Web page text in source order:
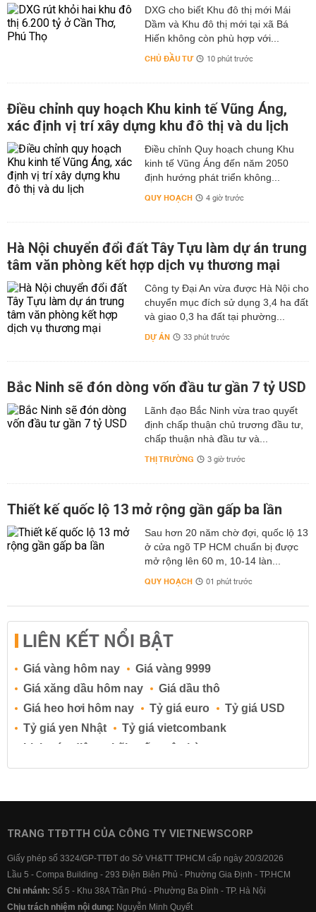
DXG cho biết Khu đô thị mới Mái
Dầm và Khu đô thị mới tại xã Bá
Hiến không còn phù hợp với...
CHỦ ĐẦU TƯ 10 phút trước
Điều chỉnh quy hoạch Khu kinh tế Vũng Áng,
xác định vị trí xây dựng khu đô thị và du lịch
Điều chỉnh Quy hoạch chung Khu
kinh tế Vũng Áng đến năm 2050
định hướng phát triển không...
QUY HOẠCH 4 giờ trước
Hà Nội chuyển đổi đất Tây Tựu làm dự án trung
tâm văn phòng kết hợp dịch vụ thương mại
Công ty Đại An vừa được Hà Nội cho
chuyển mục đích sử dụng 3,4 ha đất
và giao 0,3 ha đất tại phường...
DỰ ÁN 33 phút trước
Bắc Ninh sẽ đón dòng vốn đầu tư gần 7 tỷ USD
Lãnh đạo Bắc Ninh vừa trao quyết
định chấp thuận chủ trương đầu tư,
chấp thuận nhà đầu tư và...
THỊ TRƯỜNG 3 giờ trước
Thiết kế quốc lộ 13 mở rộng gần gấp ba lần
Sau hơn 20 năm chờ đợi, quốc lộ 13
ở cửa ngõ TP HCM chuẩn bị được
mở rộng lên 60 m, 10-14 làn...
QUY HOẠCH 01 phút trước
LIÊN KẾT NỔI BẬT
Giá vàng hôm nay
Giá vàng 9999
Giá xăng dầu hôm nay
Giá dầu thô
Giá heo hơi hôm nay
Tỷ giá euro
Tỷ giá USD
Tỷ giá yen Nhật
Tỷ giá vietcombank
Lịch cúp điện
Lãi suất ngân hàng
Lãi suất tiết kiệm
Lãi suất tiền gửi
Lãi suất ngân hàng BIDV
Lãi suất ngân hàng Vietcombank
TRANG TTĐTTH CỦA CÔNG TY VIETNEWSCORP
Giấy phép số 3324/GP-TTĐT do Sở VH&TT TPHCM cấp ngày 20/3/2026
Lầu 5 - Compa Building - 293 Điện Biên Phủ - Phường Gia Định - TP.HCM
Chi nhánh: Số 5 - Khu 38A Trần Phú - Phường Ba Đình - TP. Hà Nội
Chịu trách nhiệm nội dung: Nguyễn Minh Quyết